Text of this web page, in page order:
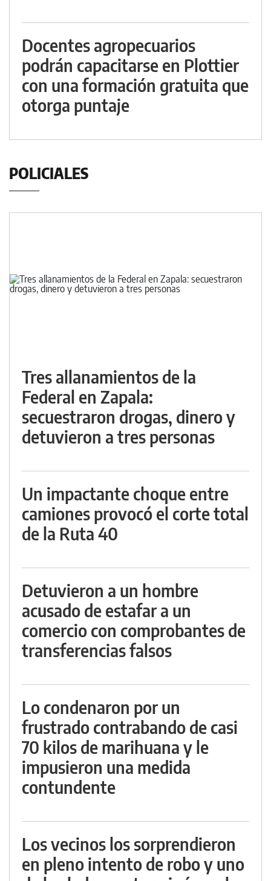
Docentes agropecuarios
podrán capacitarse en Plottier
con una formación gratuita que
otorga puntaje
POLICIALES
Tres allanamientos de la
Federal en Zapala:
secuestraron drogas, dinero y
detuvieron a tres personas
Un impactante choque entre
camiones provocó el corte total
de la Ruta 40
Detuvieron a un hombre
acusado de estafar a un
comercio con comprobantes de
transferencias falsos
Lo condenaron por un
frustrado contrabando de casi
70 kilos de marihuana y le
impusieron una medida
contundente
Los vecinos los sorprendieron
en pleno intento de robo y uno